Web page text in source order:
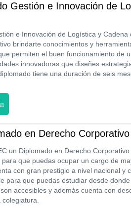
Gestión e Innovación de
e Innovación de Logística y
brindarte conocimientos y
permiten el buen funcionamiento de
innovadoras que diseñes
tiene una duración de seis
en Derecho
un Diplomado en Derecho
que puedas ocupar un cargo de
con gran prestigio a nivel nacional y
para que puedas estudiar desde
accesibles y además cuenta con